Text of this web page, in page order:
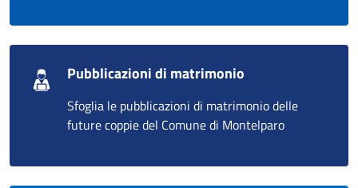
Pubblicazioni di matrimonio
Sfoglia le pubblicazioni di matrimonio delle
future coppie del Comune di Montelparo